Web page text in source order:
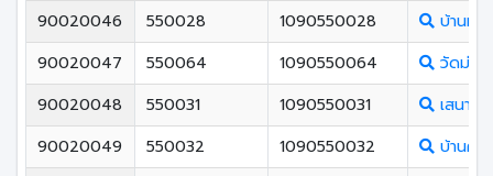
90020046
550028 1090550028
บ้านหน้
90020047
550064 1090550064
วัดม่ว
90020048
550031 1090550031
เสนาณ
90020049
550032 1090550032
บ้านคล